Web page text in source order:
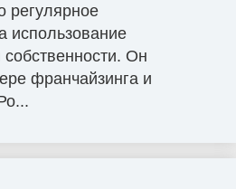
регулярное
использование
собственности. Он
франчайзинга и